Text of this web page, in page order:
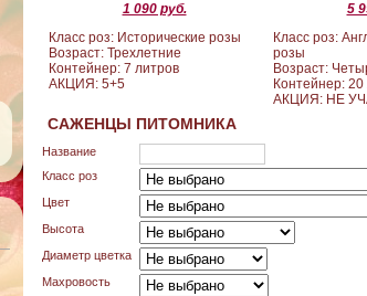
1 090 руб.
Класс роз: Исторические розы
Возраст: Трехлетние
Контейнер: 7 литров
АКЦИЯ: 5+5
5
Класс роз:
розы
Возраст:
Контейнер: 20
АКЦИЯ: НЕ
САЖЕНЦЫ ПИТОМНИКА
Название
Класс роз
Цвет
Высота
Диаметр цветка
Махровость